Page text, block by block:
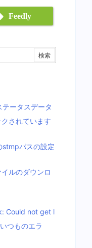
Feedly
ータスデータ
されています
stmpパスの設定
ルのダウンロ
Could not get l
つものエラ